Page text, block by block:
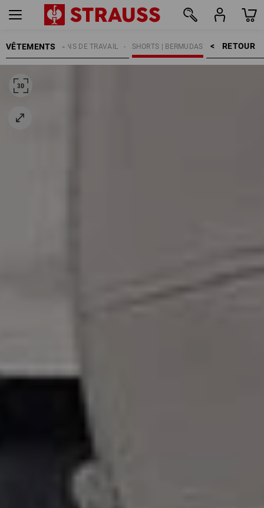
VÊTEMENTS RETOUR    >
SHORTS | BERMUDAS
PANTALONS DE TRAVAIL